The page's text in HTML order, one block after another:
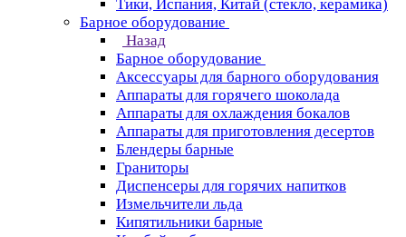
Тики, Испания, Китай (стекло, керамика)
Барное оборудование
Назад
Барное оборудование
Аксессуары для барного оборудования
Аппараты для горячего шоколада
Аппараты для охлаждения бокалов
Аппараты для приготовления десертов
Блендеры барные
Граниторы
Диспенсеры для горячих напитков
Измельчители льда
Кипятильники барные